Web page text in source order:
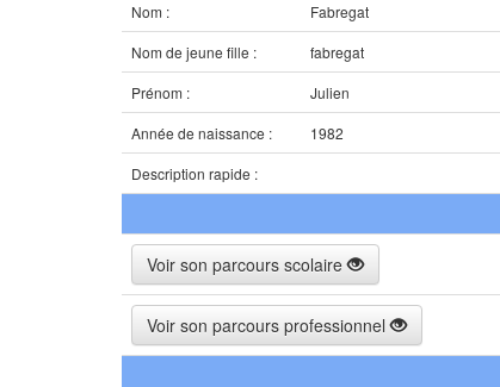
Nom :
Fabregat
Nom de jeune fille :
fabregat
Prénom :
Julien
Année de naissance :
1982
Description rapide :
Voir son parcours scolaire
Voir son parcours professionnel